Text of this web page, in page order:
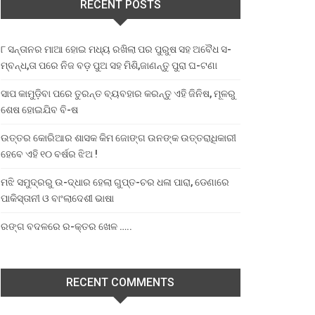
RECENT POSTS
୮ ସନ୍ତାନର ମାଆ ହୋଇ ମଧ୍ୟ ରଖିଲା ପର ପୁରୁଷ ସହ ଅବୈଧ ସ-
ମ୍ବନ୍ଧ,ତା ପରେ ନିଜ ବଡ଼ ପୁଅ ସହ ମିଶି,ଜାଣନ୍ତୁ ପୁରା ଘ-ଟଣା
ସାପ କାମୁଡ଼ିବା ପରେ ତୁରନ୍ତ ବ୍ୟବହାର କରନ୍ତୁ ଏହି ଜିନିଷ, ମୂଳରୁ
ଶେଷ ହୋଇଯିବ ବି-ଷ
ଉତ୍ତର କୋରିଆର ଶାସକ କିମ ଜୋଙ୍ଗ ଉନଙ୍କ ଉତ୍ତରାଧିକାରୀ
ହେବେ ଏହି ୧୦ ବର୍ଷର ଝିଅ !
ମଝି ସମୁଦ୍ରରୁ ଉ-ଦ୍ଧାର ହେଲା ଗୁପ୍ତ-ଚର ଧଳା ପାରା, ଡେଣାରେ
ପାକିସ୍ତାନୀ ଓ ବାଂଲାଦେଶୀ ଭାଷା
ରଙ୍ଗ ବଦଳରେ ର-କ୍ତର ଖେଳ …..
RECENT COMMENTS